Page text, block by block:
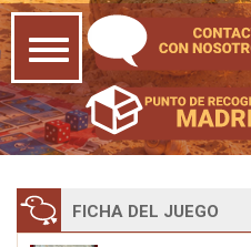
FICHA DEL JUEGO